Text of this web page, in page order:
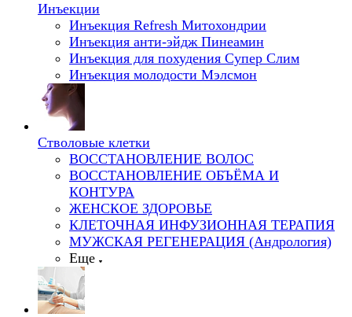
Инъекции
Инъекция Refresh Митохондрии
Инъекция анти-эйдж Пинеамин
Инъекция для похудения Супер Слим
Инъекция молодости Мэлсмон
Стволовые клетки
ВОССТАНОВЛЕНИЕ ВОЛОС
ВОССТАНОВЛЕНИЕ ОБЪЁМА И
КОНТУРА
ЖЕНСКОЕ ЗДОРОВЬЕ
КЛЕТОЧНАЯ ИНФУЗИОННАЯ ТЕРАПИЯ
МУЖСКАЯ РЕГЕНЕРАЦИЯ (Андрология)
Еще